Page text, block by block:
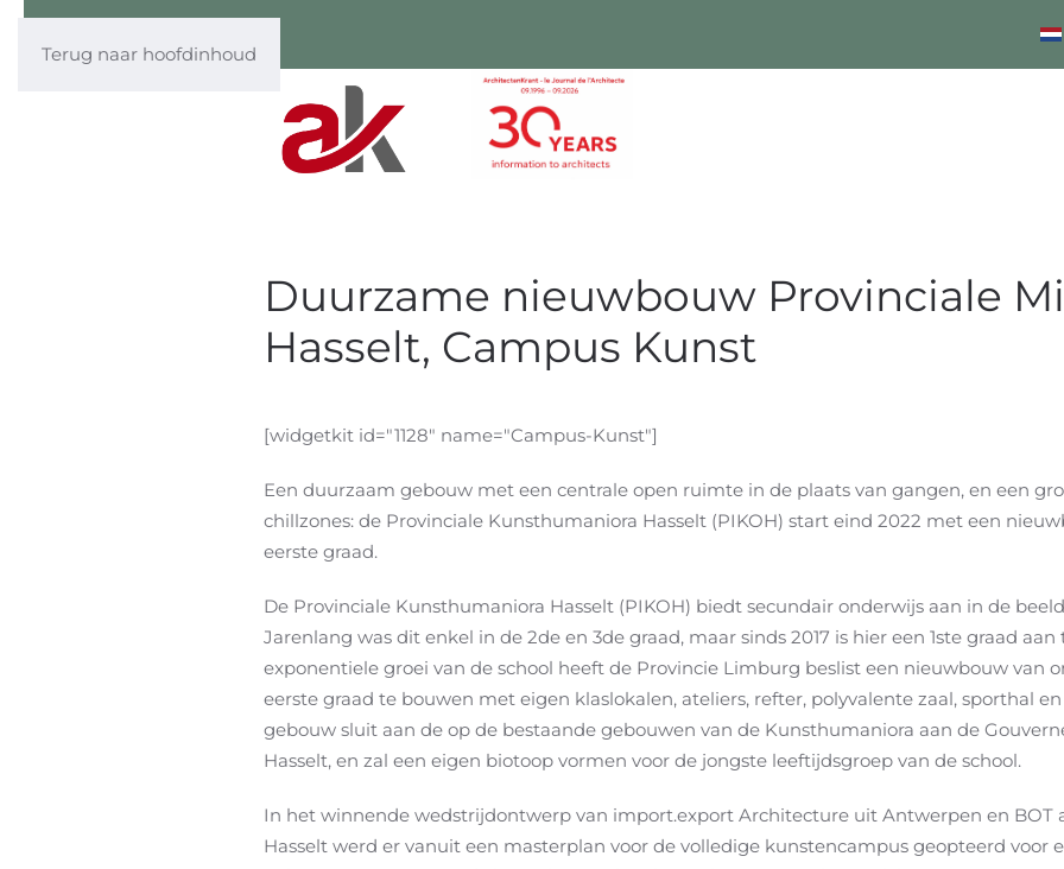
Terug naar hoofdinhoud
Duurzame nieuwbouw Provinciale
Hasselt, Campus Kunst
[widgetkit id="1128" name="Campus-Kunst"]
Een duurzaam gebouw met een centrale open ruimte in de plaats van gangen, en een
chillzones: de Provinciale Kunsthumaniora Hasselt (PIKOH) start eind 2022 met een
eerste graad.
De Provinciale Kunsthumaniora Hasselt (PIKOH) biedt secundair onderwijs aan in de
Jarenlang was dit enkel in de 2de en 3de graad, maar sinds 2017 is hier een 1ste graad
exponentiele groei van de school heeft de Provincie Limburg beslist een nieuwbouw van
eerste graad te bouwen met eigen klaslokalen, ateliers, refter, polyvalente zaal, sporthal
gebouw sluit aan de op de bestaande gebouwen van de Kunsthumaniora aan de
Hasselt, en zal een eigen biotoop vormen voor de jongste leeftijdsgroep van de school.
In het winnende wedstrijdontwerp van import.export Architecture uit Antwerpen en
Hasselt werd er vanuit een masterplan voor de volledige kunstencampus geopteerd voor